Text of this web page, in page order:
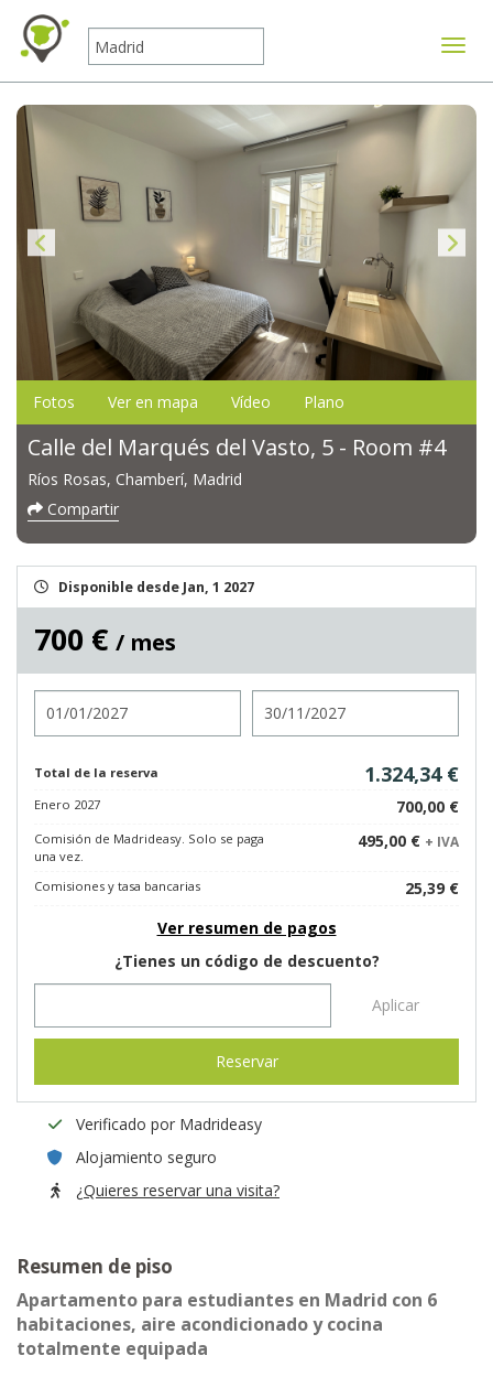
Fotos Ver en mapa Vídeo Plano
Calle del Marqués del Vasto, 5 - Room #4
Ríos Rosas, Chamberí, Madrid
Compartir
Disponible desde Jan, 1 2027
700 € / mes
Total de la reserva 1.324,34 €
Enero 2027 700,00 €
Comisión de Madrideasy. Solo se paga
una vez.
495,00 € + IVA
Comisiones y tasa bancarias
25,39 €
Ver resumen de pagos
¿Tienes un código de descuento?
Aplicar
Reservar
Verificado por Madrideasy
Alojamiento seguro
¿Quieres reservar una visita?
Resumen de piso
Apartamento para estudiantes en Madrid con 6
habitaciones, aire acondicionado y cocina
totalmente equipada